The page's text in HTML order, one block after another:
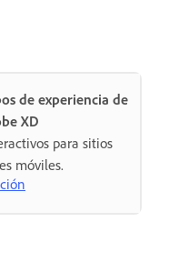
de experiencia de
XD
para sitios
móviles.